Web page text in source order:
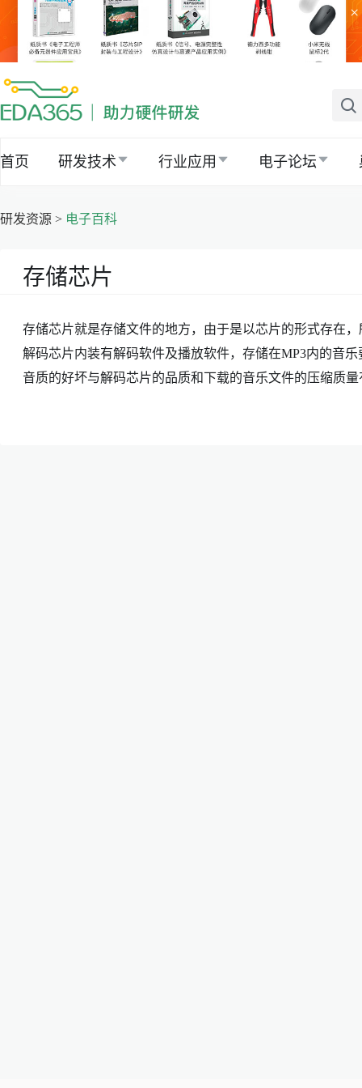
×
首页 研发技术 行业应用 电子论坛
研发资源 > 电子百科
存储芯片
存储芯片就是存储文件的地方，由于是以芯片的形式存在
解码芯片内装有解码软件及播放软件，存储在MP3内的音
音质的好坏与解码芯片的品质和下载的音乐文件的压缩质